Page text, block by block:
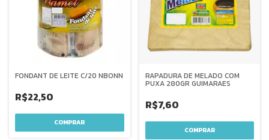
FONDANT DE LEITE C/20 NBONN
R$22,50
RAPADURA DE MELADO COM
PUXA 280GR GUIMARAES
R$7,60